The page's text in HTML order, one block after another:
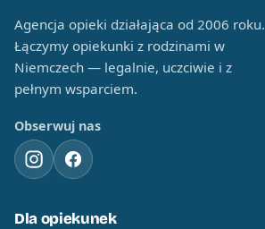
Agencja opieki działająca od 2006 roku.
Łączymy opiekunki z rodzinami w
Niemczech — legalnie, uczciwie i z
pełnym wsparciem.
Obserwuj nas
Dla opiekunek